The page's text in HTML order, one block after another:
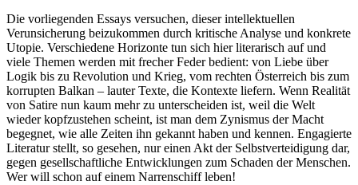
Die vorliegenden Essays versuchen, dieser intellektuellen
Verunsicherung beizukommen durch kritische Analyse und konkrete
Utopie. Verschiedene Horizonte tun sich hier literarisch auf und
viele Themen werden mit frecher Feder bedient: von Liebe über
Logik bis zu Revolution und Krieg, vom rechten Österreich bis zum
korrupten Balkan – lauter Texte, die Kontexte liefern. Wenn Realität
von Satire nun kaum mehr zu unterscheiden ist, weil die Welt
wieder kopfzustehen scheint, ist man dem Zynismus der Macht
begegnet, wie alle Zeiten ihn gekannt haben und kennen. Engagierte
Literatur stellt, so gesehen, nur einen Akt der Selbstverteidigung dar,
gegen gesellschaftliche Entwicklungen zum Schaden der Menschen.
Wer will schon auf einem Narrenschiff leben!